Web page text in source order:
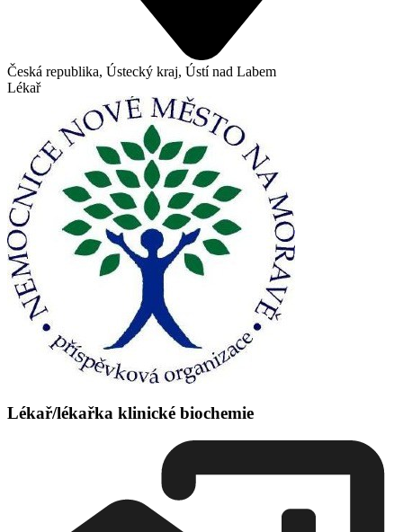
Česká republika, Ústecký kraj, Ústí nad Labem
Lékař
Lékař/lékařka klinické biochemie